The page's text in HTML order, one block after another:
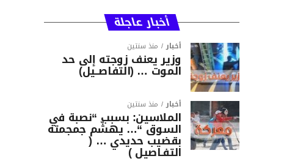
أخبار عاجلة
أخبار منذ سنتين
وزير يعنف زوجته إلى حد
الموت … (التفاصــيل)
أخبار منذ سنتين
الملاسين: بسبب “نصبة في
السوق “… يهشّم جمجمته
بقضيب حديدي … (
التفـاصيل )